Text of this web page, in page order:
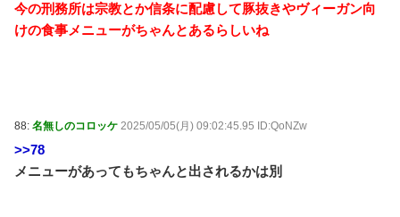
今の刑務所は宗教とか信条に配慮して豚抜きやヴィーガン向
けの食事メニューがちゃんとあるらしいね
88: 名無しのコロッケ 2025/05/05(月) 09:02:45.95 ID:QoNZw
>>78
メニューがあってもちゃんと出されるかは別